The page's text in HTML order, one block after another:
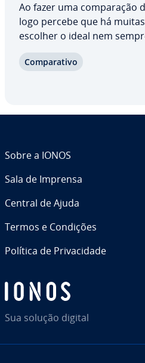
Ao fazer uma com­pa­ra­ção
logo percebe que há
escolher o ideal nem
virtuais, dedicados e em
Com­pa­ra­tivo
Sua solução digital
Sobre a IONOS
Sala de Imprensa
Central de Ajuda
Termos e Condições
Política de Pri­va­ci­dade